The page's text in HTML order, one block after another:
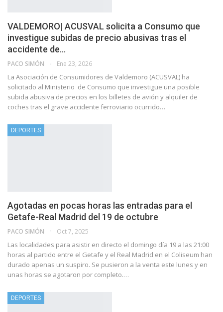
VALDEMORO| ACUSVAL solicita a Consumo que
investigue subidas de precio abusivas tras el
accidente de…
PACO SIMÓN Ene 23, 2026
La Asociación de Consumidores de Valdemoro (ACUSVAL) ha
solicitado al Ministerio de Consumo que investigue una posible
subida abusiva de precios en los billetes de avión y alquiler de
coches tras el grave accidente ferroviario ocurrido…
DEPORTES
Agotadas en pocas horas las entradas para el
Getafe-Real Madrid del 19 de octubre
PACO SIMÓN Oct 7, 2025
Las localidades para asistir en directo el domingo día 19 a las 21:00
horas al partido entre el Getafe y el Real Madrid en el Coliseum han
durado apenas un suspiro. Se pusieron a la venta este lunes y en
unas horas se agotaron por completo.…
DEPORTES